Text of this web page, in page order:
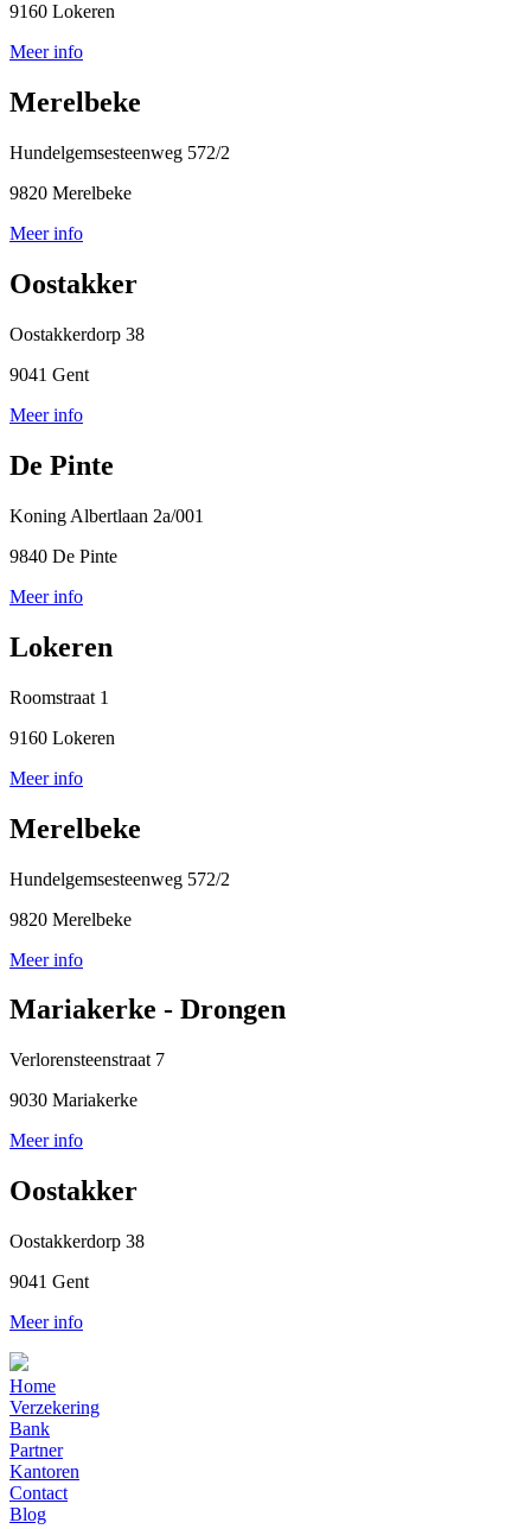
9160 Lokeren
Meer info
Merelbeke
Hundelgemsesteenweg 572/2
9820 Merelbeke
Meer info
Oostakker
Oostakkerdorp 38
9041 Gent
Meer info
De Pinte
Koning Albertlaan 2a/001
9840 De Pinte
Meer info
Lokeren
Roomstraat 1
9160 Lokeren
Meer info
Merelbeke
Hundelgemsesteenweg 572/2
9820 Merelbeke
Meer info
Mariakerke - Drongen
Verlorensteenstraat 7
9030 Mariakerke
Meer info
Oostakker
Oostakkerdorp 38
9041 Gent
Meer info
Home
Verzekering
Bank
Partner
Kantoren
Contact
Blog